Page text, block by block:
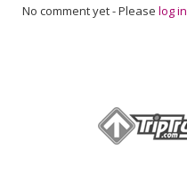
No comment yet-Please log in